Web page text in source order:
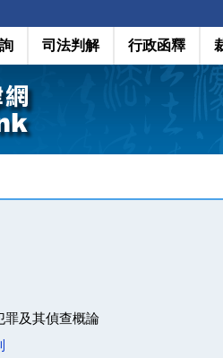
司法判解 行政函釋
罪及其偵查概論